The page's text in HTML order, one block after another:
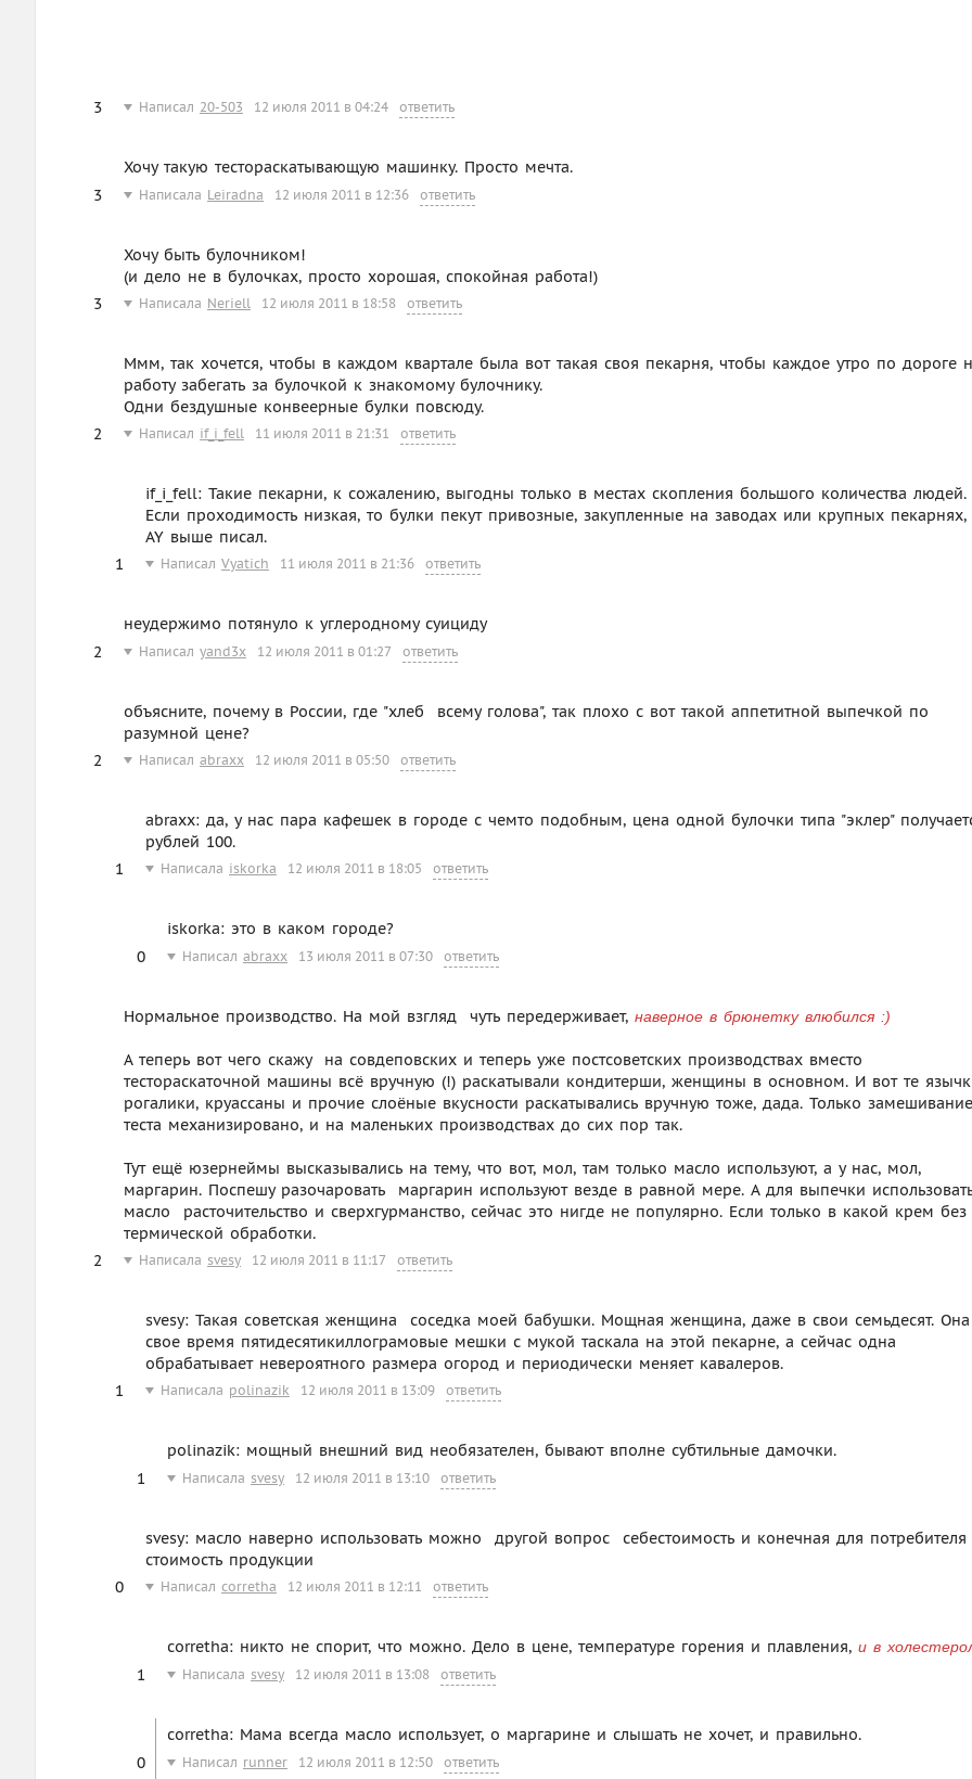
3 Написал 20-503 12 июля 2011 в 04:24 ответить
Хочу такую тестораскатывающую машинку. Просто мечта.
3
Написала Leiradna 12 июля 2011 в 12:36 ответить
Хочу быть булочником!
(и дело не в булочках, просто хорошая, спокойная работа!)
3
Написала Neriell 12 июля 2011 в 18:58 ответить
Ммм, так хочется, чтобы в каждом квартале была вот такая своя пекарня, чтобы каждое утро по дороге
работу забегать за булочкой к знакомому булочнику.
Одни бездушные конвеерные булки повсюду.
2
Написал if_i_fell 11 июля 2011 в 21:31 ответить
if_i_fell: Такие пекарни, к сожалению, выгодны только в местах скопления большого количества людей.
Если проходимость низкая, то булки пекут привозные, закупленные на заводах или крупных пекарнях,
AY выше писал.
1
Написал Vyatich 11 июля 2011 в 21:36 ответить
неудержимо потянуло к углеродному суициду
2
Написал yand3x 12 июля 2011 в 01:27 ответить
объясните, почему в России, где "хлеб  всему голова", так плохо с вот такой аппетитной выпечкой по
разумной цене?
2
Написал abraxx 12 июля 2011 в 05:50 ответить
abraxx: да, у нас пара кафешек в городе с чемто подобным, цена одной булочки типа "эклер"
рублей 100.
1
Написала iskorka 12 июля 2011 в 18:05 ответить
iskorka: это в каком городе?
0
Написал abraxx 13 июля 2011 в 07:30 ответить
Нормальное производство. На мой взгляд  чуть передерживает, наверное в брюнетку влюбился :)
А теперь вот чего скажу  на совдеповских и теперь уже постсоветских производствах вместо
тестораскаточной машины всё вручную (!) раскатывали кондитерши, женщины в основном. И вот те
рогалики, круассаны и прочие слоёные вкусности раскатывались вручную тоже, дада. Только замешивание
теста механизировано, и на маленьких производствах до сих пор так.
Тут ещё юзернеймы высказывались на тему, что вот, мол, там только масло используют, а у нас, мол,
маргарин. Поспешу разочаровать  маргарин используют везде в равной мере. А для выпечки
масло  расточительство и сверхгурманство, сейчас это нигде не популярно. Если только в какой крем без
термической обработки.
2
Написала svesy 12 июля 2011 в 11:17 ответить
svesy: Такая советская женщина  соседка моей бабушки. Мощная женщина, даже в свои семьдесят.
свое время пятидесятикиллограмовые мешки с мукой таскала на этой пекарне, а сейчас одна
обрабатывает невероятного размера огород и периодически меняет кавалеров.
1
Написала polinazik 12 июля 2011 в 13:09 ответить
polinazik: мощный внешний вид необязателен, бывают вполне субтильные дамочки.
1
Написала svesy 12 июля 2011 в 13:10 ответить
svesy: масло наверно использовать можно  другой вопрос  себестоимость и конечная для потребителя
стоимость продукции
0
Написал corretha 12 июля 2011 в 12:11 ответить
corretha: никто не спорит, что можно. Дело в цене, температуре горения и плавления, и в
1 Написала svesy 12 июля 2011 в 13:08 ответить
corretha: Мама всегда масло использует, о маргарине и слышать не хочет, и правильно.
0
Написал runner 12 июля 2011 в 12:50 ответить